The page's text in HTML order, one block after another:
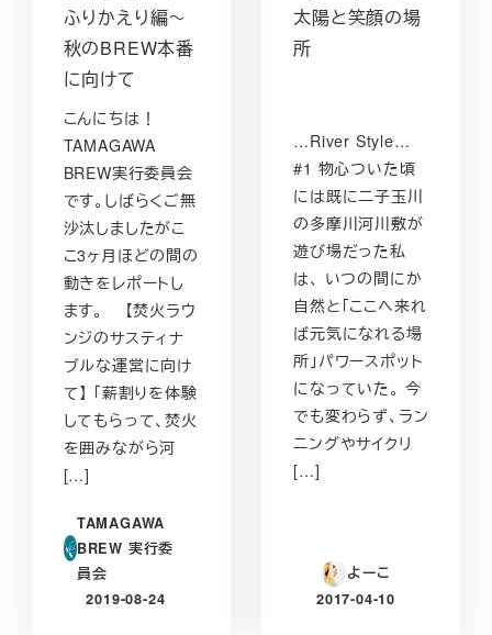
ふりかえり編～
秋のBREW本番
に向けて
こんにちは！
TAMAGAWA
BREW実行委員会
です。しばらくご無
沙汰しましたがこ
こ3ヶ月ほどの間の
動きをレポートし
ます。 【焚火ラウ
ンジのサスティナ
ブルな運営に向け
て】 「薪割りを体験
してもらって、焚火
を囲みながら河
[…]
TAMAGAWA
BREW 実行委
員会
投稿日
2019-08-24
太陽と笑顔の場
所
…River Style…
#1 物心ついた頃
には既に二子玉川
の多摩川河川敷が
遊び場だった私
は、 いつの間にか
自然と「ここへ来れ
ば元気になれる場
所」パワースポット
になっていた。 今
でも変わらず、ラン
ニングやサイクリ
[…]
よーこ
投稿日
2017-04-10